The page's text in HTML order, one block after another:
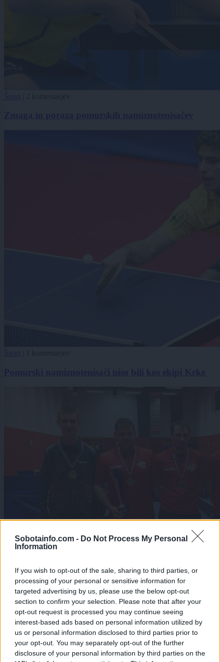
Sobotainfo.com - Do Not Process My Personal
Information
If you wish to opt-out of the sale, sharing to third parties, or
processing of your personal or sensitive information for
targeted advertising by us, please use the below opt-out
section to confirm your selection. Please note that after your
opt-out request is processed you may continue seeing
interest-based ads based on personal information utilized by
us or personal information disclosed to third parties prior to
your opt-out. You may separately opt-out of the further
disclosure of your personal information by third parties on the
Šport| 0 komentarjev
Sobočani prvaki II. slovenske namiznoteniške lige
Zadnje objavljeno V živo
Globalno8 ur nazaj